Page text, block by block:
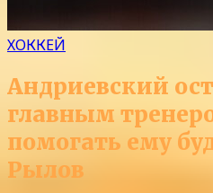
ХОККЕЙ
Андриевский
главным
помогать ему
Рылов